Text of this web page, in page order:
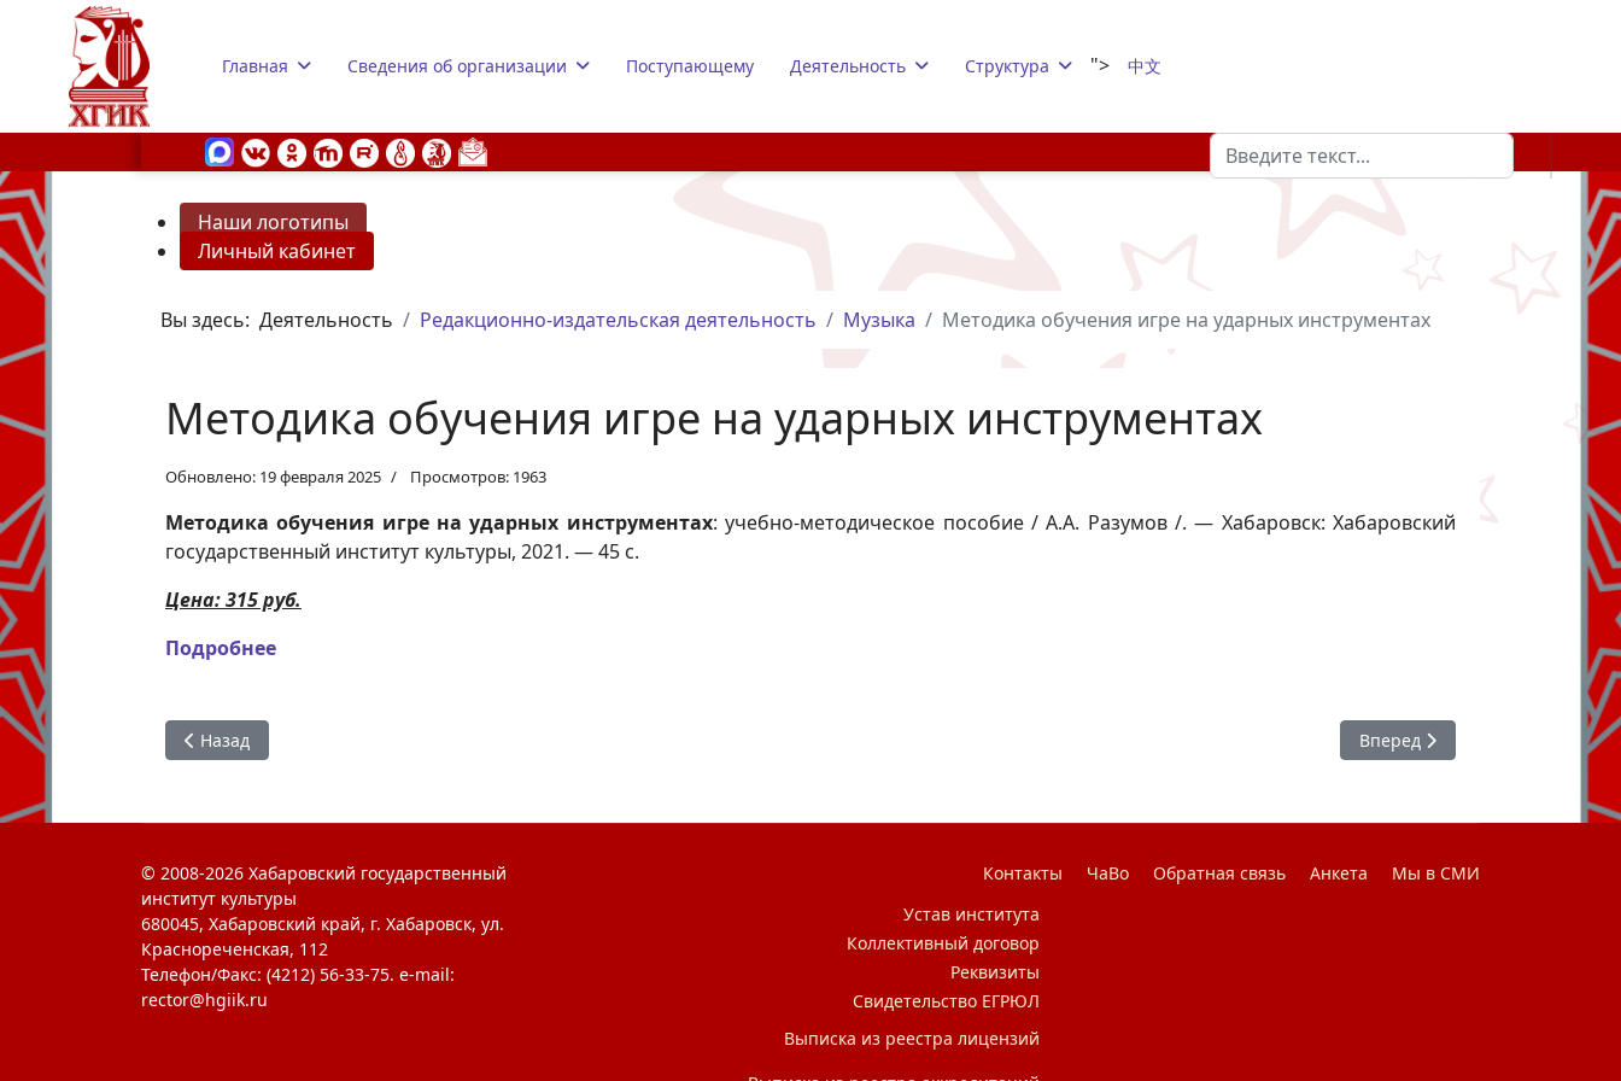
Главная Сведения об организации Поступающему Деятельность Структура "> 中文
Поиск
Наши логотипы
Личный кабинет
Вы здесь: Деятельность Редакционно-издательская деятельность Музыка Методика обучения игре на ударных инструментах
Методика обучения игре на ударных инструментах
Обновлено: 19 февраля 2025 Просмотров: 1963
Методика обучения игре на ударных инструментах: учебно-методическое пособие / А.А. Разумов /. — Хабаровск: Хабаровский
государственный институт культуры, 2021. — 45 с.
Цена: 315 руб.
Подробнее
Предыдущий: Психолого-педагогические и музыкально-теоретические основы работы с детским фольклорным коллективом
Назад Следующий: Энергетика
Вперед
© 2008-2026 Хабаровский государственный
институт культуры
680045, Хабаровский край, г. Хабаровск, ул.
Краснореченская, 112
Телефон/Факс: (4212) 56-33-75. e-mail:
rector@hgiik.ru
Контакты ЧаВо Обратная связь Анкета
Мы в СМИ
Устав института
Коллективный договор
Реквизиты
Свидетельство ЕГРЮЛ
Выписка из реестра лицензий